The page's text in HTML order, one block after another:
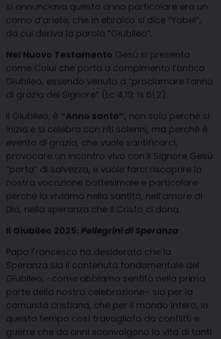
si annunciava questo anno particolare era un
corno d’ariete, che in ebraico si dice “Yobel”,
da cui deriva la parola “Giubileo”.
Nel Nuovo Testamento Gesù si presenta
come Colui che porta a compimento l’antico
Giubileo, essendo venuto a “proclamare l’anno
di grazia del Signore” (Lc 4,19; Is 61,2).
Il Giubileo, è “Anno santo”, non solo perché si
inizia e si celebra con riti solenni, ma perché è
evento di grazia, che vuole santificarci,
provocare un incontro vivo con il Signore Gesù
“porta” di salvezza, e vuole farci riscoprire la
nostra vocazione battesimale e particolare
perché la viviamo nella santità, nell’amore di
Dio, nella speranza che il Cristo ci dona.
Il Giubileo 2025: Pellegrini di Speranza
Papa Francesco ha desiderato che la
Speranza sia il contenuto fondamentale del
Giubileo, –come abbiamo sentito nella prima
parte della nostra celebrazione– sia per la
comunità cristiana, che per il mondo intero, in
questo tempo così travagliato da conflitti e
guerre che da anni sconvolgono la vita di tanti